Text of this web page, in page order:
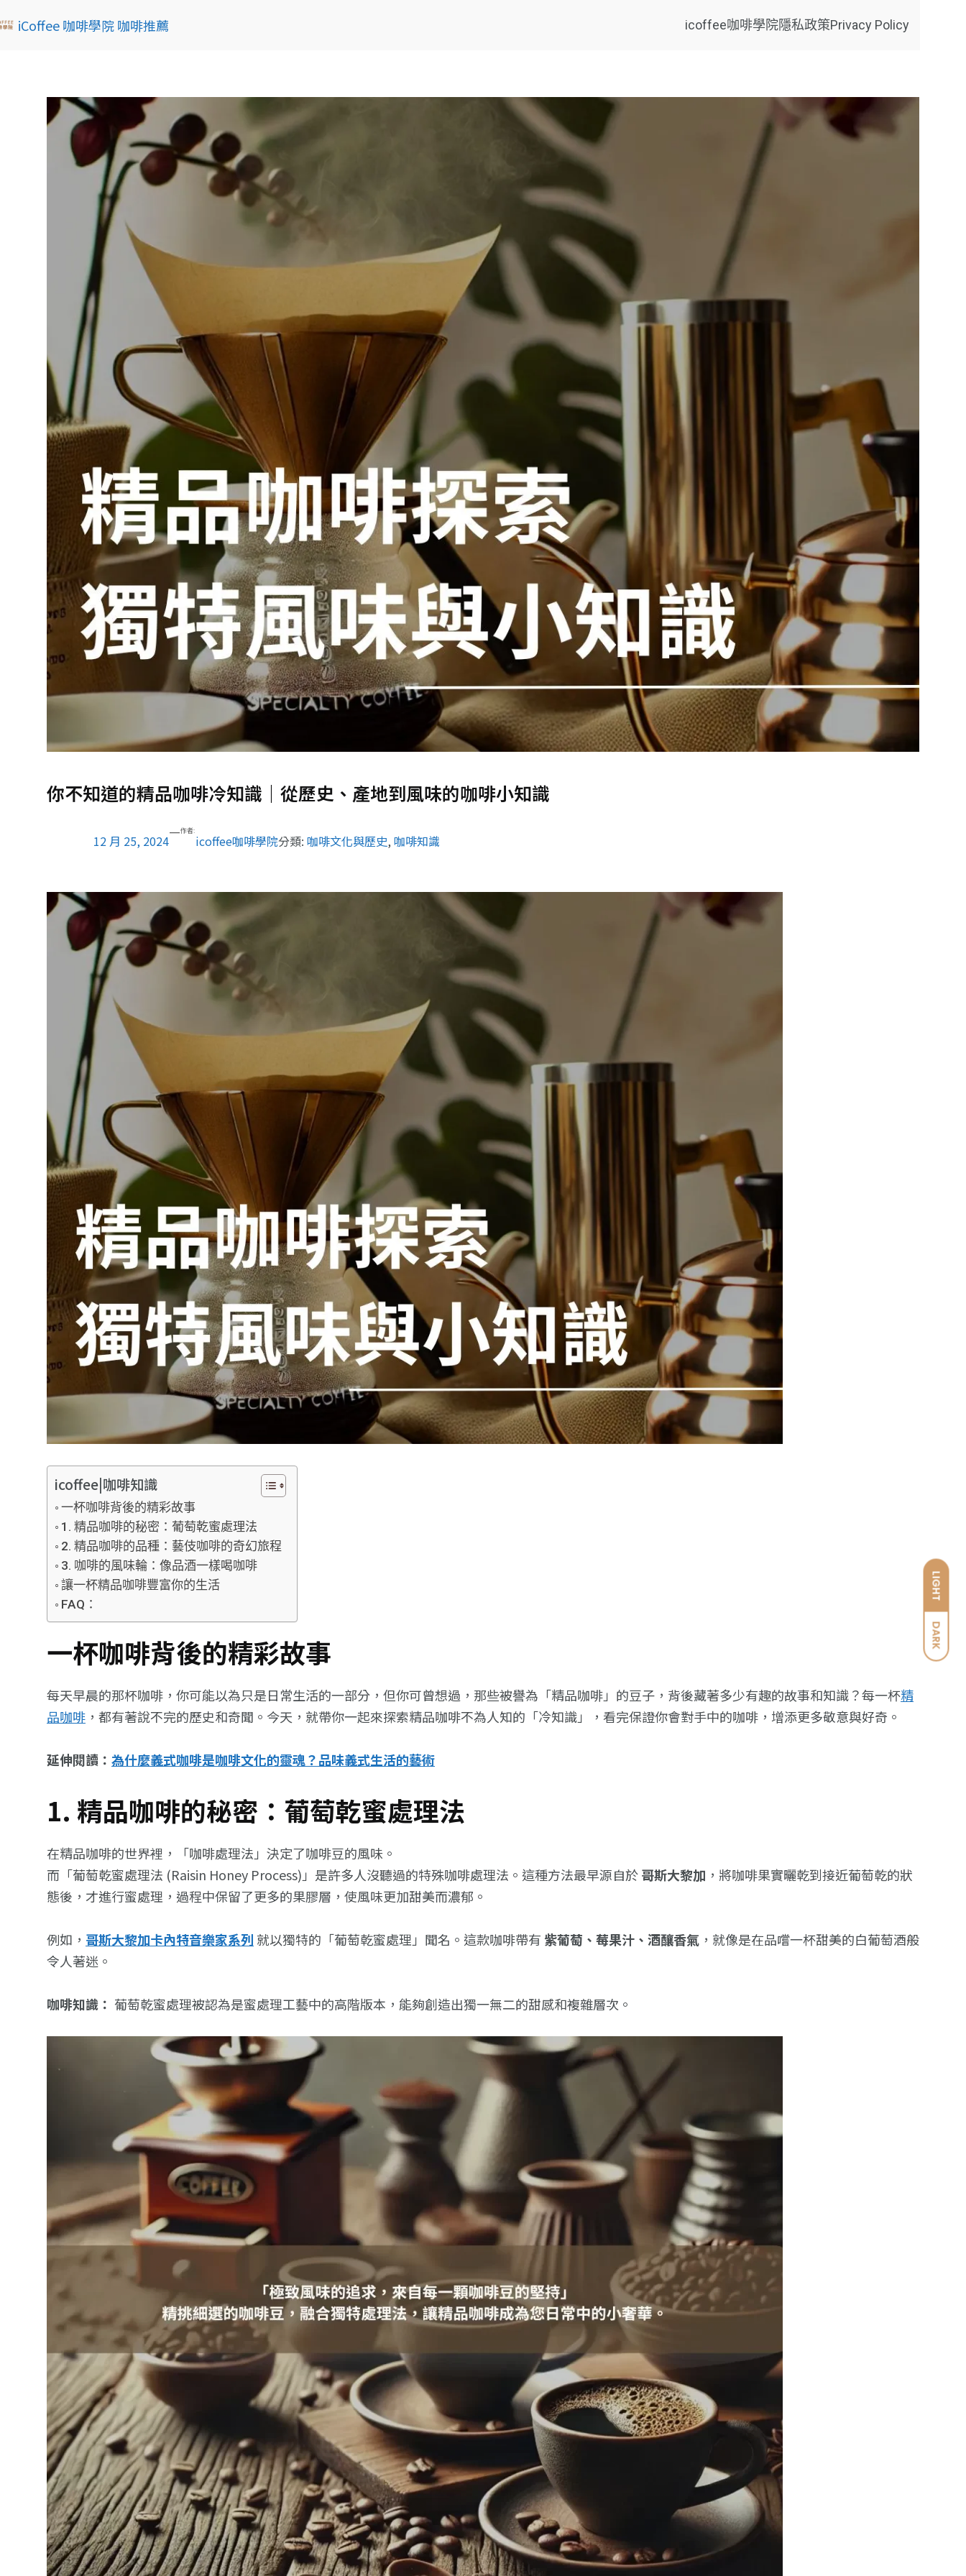
LIGHT
DARK
iCoffee 咖啡學院 咖啡推薦 icoffee咖啡學院隱私政策Privacy Policy
你不知道的精品咖啡冷知識｜從歷史、產地到風味的咖啡小知識
12 月 25, 2024
—作者:
icoffee咖啡學院分類: 咖啡文化與歷史, 咖啡知識
icoffee|咖啡知識
一杯咖啡背後的精彩故事
1. 精品咖啡的秘密：葡萄乾蜜處理法
2. 精品咖啡的品種：藝伎咖啡的奇幻旅程
3. 咖啡的風味輪：像品酒一樣喝咖啡
讓一杯精品咖啡豐富你的生活
FAQ：
一杯咖啡背後的精彩故事
每天早晨的那杯咖啡，你可能以為只是日常生活的一部分，但你可曾想過，那些被譽為「精品咖啡」的豆子，背後藏著多少有趣的故事和知識？每一杯精
品咖啡 ，都有著說不完的歷史和奇聞。今天，就帶你一起來探索精品咖啡不為人知的「冷知識」，看完保證你會對手中的咖啡，增添更多敬意與好奇。
延伸閱讀： 為什麼義式咖啡是咖啡文化的靈魂？品味義式生活的藝術
1. 精品咖啡的秘密：葡萄乾蜜處理法
在精品咖啡的世界裡，「咖啡處理法」決定了咖啡豆的風味。
而「葡萄乾蜜處理法 (Raisin Honey Process)」是許多人沒聽過的特殊咖啡處理法。這種方法最早源自於哥斯大黎加 ，將咖啡果實曬乾到接近葡萄乾的狀
態後，才進行蜜處理，過程中保留了更多的果膠層，使風味更加甜美而濃郁。
例如， 哥斯大黎加卡內特音樂家系列 就以獨特的「葡萄乾蜜處理」聞名。這款咖啡帶有 紫葡萄、莓果汁、酒釀香氣 ，就像是在品嚐一杯甜美的白葡萄酒般
令人著迷。
咖啡知識： 葡萄乾蜜處理被認為是蜜處理工藝中的高階版本，能夠創造出獨一無二的甜感和複雜層次。